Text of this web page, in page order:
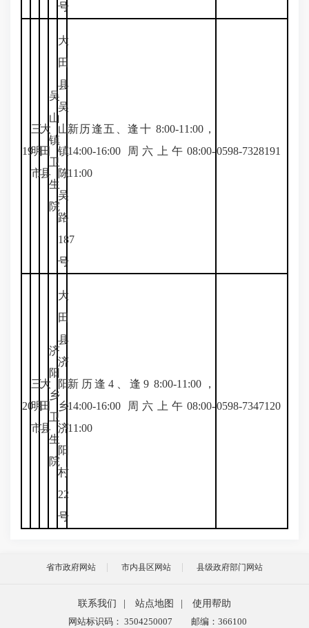
号
19
三
明
市
大
田
县
吴
山
镇
卫
生
院
大
田
县
吴
山
镇
陈
吴
路
187
号
新历逢五、逢十 8:00-11:00，
14:00-16:00 周六上午08:00-
11:00
0598-7328191
20
三
明
市
大
田
县
济
阳
乡
卫
生
院
大
田
县
济
阳
乡
济
阳
村
22
号
新历逢4、逢9 8:00-11:00，
14:00-16:00 周六上午08:00-
11:00
0598-7347120
省市政府网站 市内县区网站 县级政府部门网站
联系我们 站点地图
使用帮助
网站标识码： 3504250007
邮编：366100